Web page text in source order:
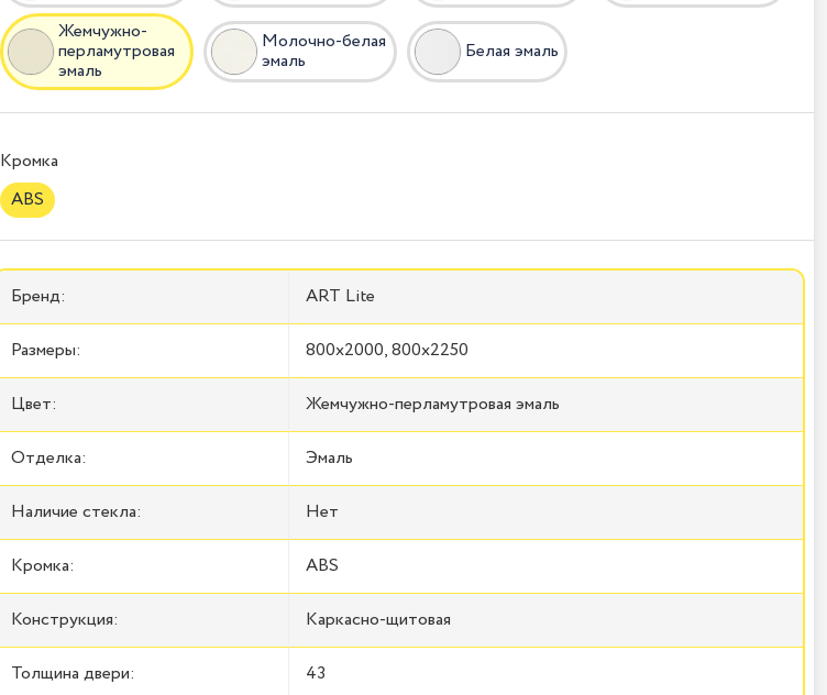
Жемчужно-
перламутровая
эмаль
Молочно-белая
эмаль Белая эмаль
Кромка
ABS
Бренд: ART Lite
Размеры: 800x2000, 800x2250
Цвет: Жемчужно-перламутровая эмаль
Отделка: Эмаль
Наличие стекла: Нет
Кромка: ABS
Конструкция: Каркасно-щитовая
Толщина двери: 43